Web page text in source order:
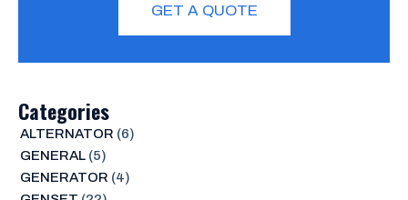
GET A QUOTE
Categories
ALTERNATOR (6)
GENERAL(5)
GENERATOR (4)